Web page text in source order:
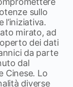
sullo
l’iniziativa.
mirato, ad
dei dati
da parte
dal
Cinese. Lo
diverse